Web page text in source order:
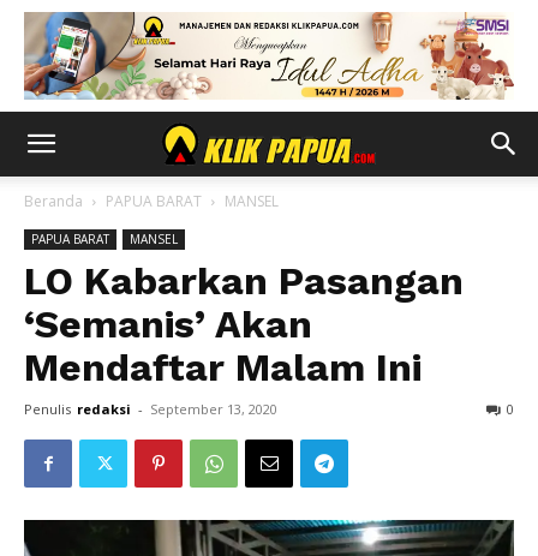
Beranda PAPUA BARAT MANSEL
PAPUA BARAT MANSEL
LO Kabarkan Pasangan
‘Semanis’ Akan
Mendaftar Malam Ini
Penulis redaksi - September 13, 2020 0